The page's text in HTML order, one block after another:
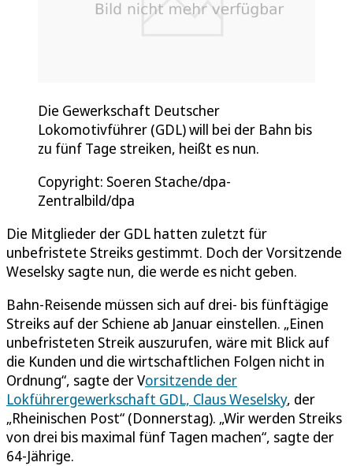
Die Gewerkschaft Deutscher
Lokomotivführer (GDL) will bei der Bahn bis
zu fünf Tage streiken, heißt es nun.
Copyright: Soeren Stache/dpa-
Zentralbild/dpa
Die Mitglieder der GDL hatten zuletzt für
unbefristete Streiks gestimmt. Doch der Vorsitzende
Weselsky sagte nun, die werde es nicht geben.
Bahn-Reisende müssen sich auf drei- bis fünftägige
Streiks auf der Schiene ab Januar einstellen. „Einen
unbefristeten Streik auszurufen, wäre mit Blick auf
die Kunden und die wirtschaftlichen Folgen nicht in
Ordnung“, sagte der Vorsitzende der
Lokführergewerkschaft GDL, Claus Weselsky, der
„Rheinischen Post“ (Donnerstag). „Wir werden Streiks
von drei bis maximal fünf Tagen machen“, sagte der
64-Jährige.